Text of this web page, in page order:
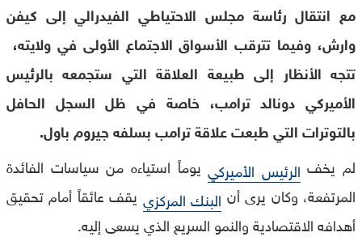
مع انتقال رئاسة مجلس الاحتياطي الفيدرالي إلى كيفن
وارش، وفيما تترقب الأسواق الاجتماع الأولى في ولايته،
تتجه الأنظار إلى طبيعة العلاقة التي ستجمعه بالرئيس
الأميركي دونالد ترامب، خاصة في ظل السجل الحافل
بالتوترات التي طبعت علاقة ترامب بسلفه جيروم باول.
لم يخف الرئيس الأميركي يوماً استياءه من سياسات الفائدة
المرتفعة، وكان يرى أن البنك المركزي يقف عائقاً أمام تحقيق
أهدافه الاقتصادية والنمو السريع الذي يسعى إليه.